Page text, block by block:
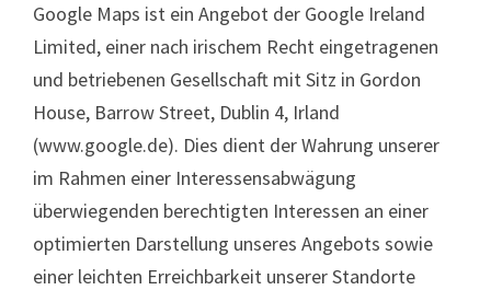
Google Maps ist ein Angebot der Google Ireland
Limited, einer nach irischem Recht eingetragenen
und betriebenen Gesellschaft mit Sitz in Gordon
House, Barrow Street, Dublin 4, Irland
(www.google.de). Dies dient der Wahrung unserer
im Rahmen einer Interessensabwägung
überwiegenden berechtigten Interessen an einer
optimierten Darstellung unseres Angebots sowie
einer leichten Erreichbarkeit unserer Standorte